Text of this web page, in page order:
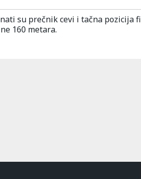
su prečnik cevi i tačna pozicija
160 metara.